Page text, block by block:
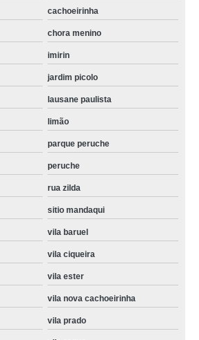
preço Pacaembu
a gas orçamento Jardim Namba
Região Central
secadora samsung Higienópolis
secadora samsung perdizes
de roupa preço Perdizes
secadora samsung Centro de São Paulo
de roupa orçamento Higienópolis
a gas preço ultramarino
secadora samsung orçamento peruche
enxuta sitio mandaqui
cachoeirinha
chora menino
imirin
jardim picolo
lausane paulista
limão
parque peruche
peruche
rua zilda
sitio mandaqui
vila baruel
vila ciqueira
vila ester
vila nova cachoeirinha
vila prado